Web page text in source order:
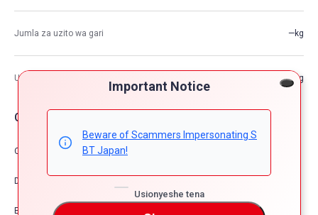
Important Notice
Beware of Scammers Impersonating S
BT Japan!
Usionyeshe tena
Jumla za uzito wa gari —kg
Uwezo wa Juu wa Kupakia —kg
Chaguzi za Gari
Comfort & Convenience
Dress Up
Exterior